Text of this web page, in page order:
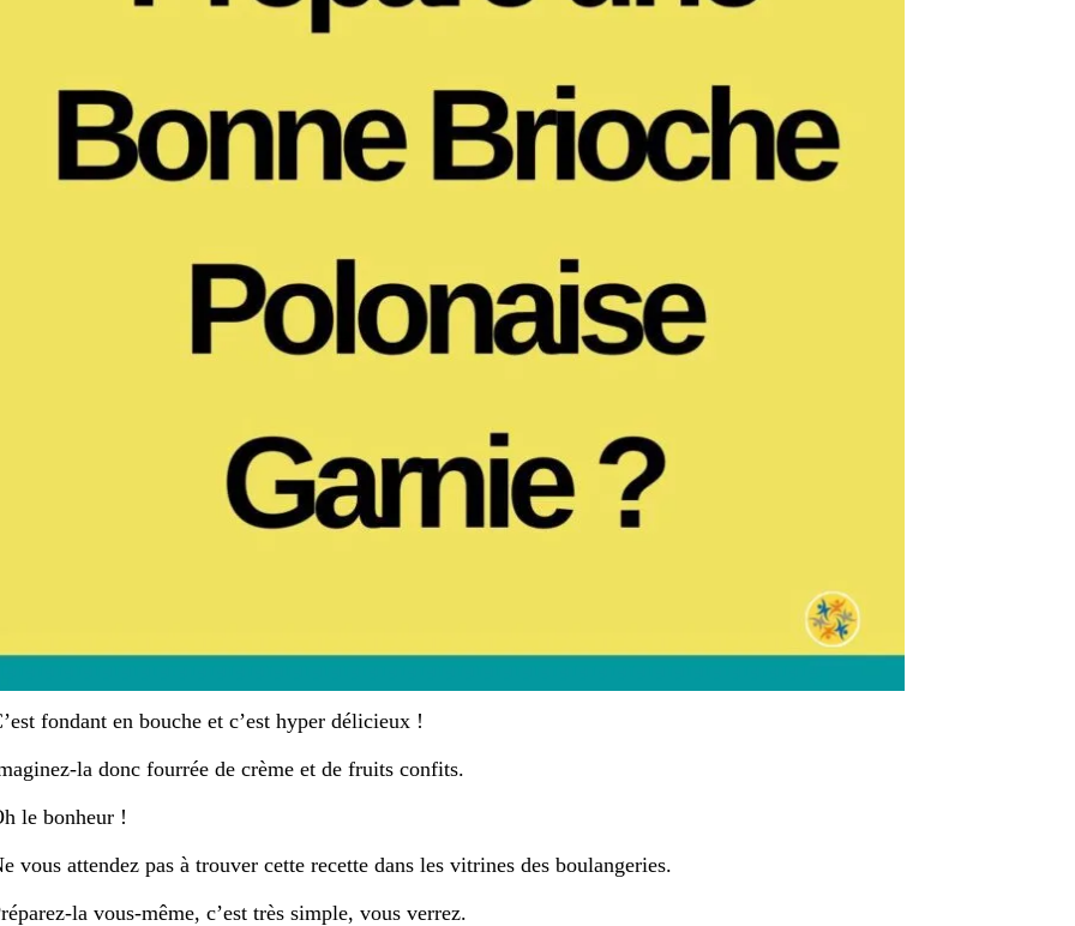
fondant en bouche et c’est hyper délicieux !
la donc fourrée de crème et de fruits confits.
le bonheur !
vous attendez pas à trouver cette recette dans les vitrines des boulangeries.
la vous-même, c’est très simple, vous verrez.